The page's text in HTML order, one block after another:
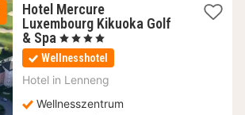
Hotel Mercure
Luxembourg Kikuoka Golf
& Spa 1
Nacht
ab
189
, 4 Sterne
Wellnesshotel
Hotel in Lenneng
Wellnesszentrum